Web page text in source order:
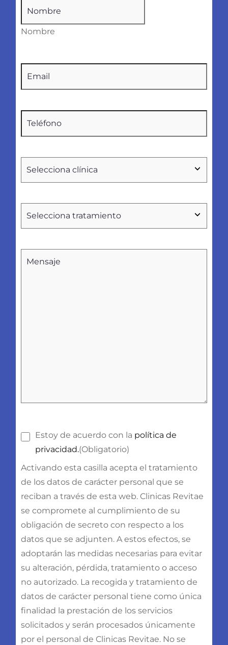
Nombre
Nombre
Consentimiento (Obligatorio)
Estoy de acuerdo con la política de
privacidad.(Obligatorio)
Activando esta casilla acepta el tratamiento
de los datos de carácter personal que se
reciban a través de esta web. Clinicas Revitae
se compromete al cumplimiento de su
obligación de secreto con respecto a los
datos que se adjunten. A estos efectos, se
adoptarán las medidas necesarias para evitar
su alteración, pérdida, tratamiento o acceso
no autorizado. La recogida y tratamiento de
datos de carácter personal tiene como única
finalidad la prestación de los servicios
solicitados y serán procesados únicamente
por el personal de Clinicas Revitae. No se